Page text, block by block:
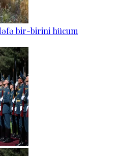
bir-birini hücum